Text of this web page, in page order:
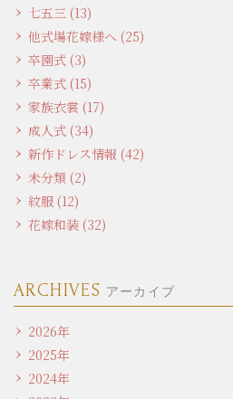
七五三 (13)
他式場花嫁様へ (25)
卒園式 (3)
卒業式 (15)
家族衣裳 (17)
成人式 (34)
新作ドレス情報 (42)
未分類 (2)
紋服 (12)
花嫁和装 (32)
ARCHIVES アーカイブ
2026年
2025年
2024年